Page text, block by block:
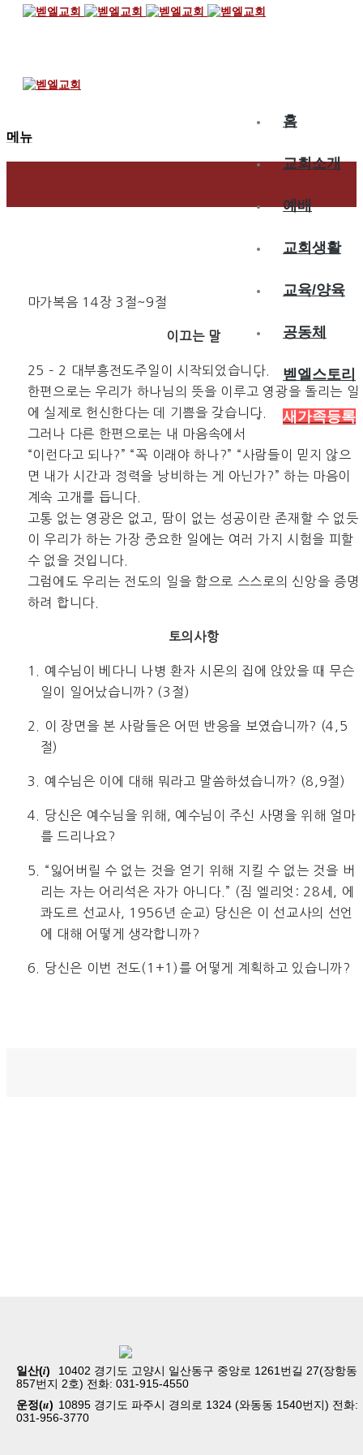
홈
교회소개
예배
교회생활
교육/양육
공동체
벧엘스토리
새가족등록
메뉴
마가복음 14장 3절~9절
이끄는 말
25 – 2 대부흥전도주일이 시작되었습니다.
한편으로는 우리가 하나님의 뜻을 이루고 영광을 돌리는 일
에 실제로 헌신한다는 데 기쁨을 갖습니다.
그러나 다른 한편으로는 내 마음속에서
“이런다고 되나?” “꼭 이래야 하나?” “사람들이 믿지 않으
면 내가 시간과 정력을 낭비하는 게 아닌가?” 하는 마음이
계속 고개를 듭니다.
고통 없는 영광은 없고, 땀이 없는 성공이란 존재할 수 없듯
이 우리가 하는 가장 중요한 일에는 여러 가지 시험을 피할
수 없을 것입니다.
그럼에도 우리는 전도의 일을 함으로 스스로의 신앙을 증명
하려 합니다.
토의사항
1. 예수님이 베다니 나병 환자 시몬의 집에 앉았을 때 무슨
일이 일어났습니까? (3절)
2. 이 장면을 본 사람들은 어떤 반응을 보였습니까? (4,5
절)
3. 예수님은 이에 대해 뭐라고 말씀하셨습니까? (8,9절)
4. 당신은 예수님을 위해, 예수님이 주신 사명을 위해 얼마
를 드리나요?
5. “잃어버릴 수 없는 것을 얻기 위해 지킬 수 없는 것을 버
리는 자는 어리석은 자가 아니다.” (짐 엘리엇: 28세, 에
콰도르 선교사, 1956년 순교) 당신은 이 선교사의 선언
에 대해 어떻게 생각합니까?
6. 당신은 이번 전도(1+1)를 어떻게 계획하고 있습니까?
일산(i)
10402 경기도 고양시 일산동구 중앙로 1261번길 27(장항동
857번지 2호) 전화: 031-915-4550
운정(u) 10895 경기도 파주시 경의로 1324 (와동동 1540번지) 전화:
031-956-3770
교회생활
교육/양육
공동체